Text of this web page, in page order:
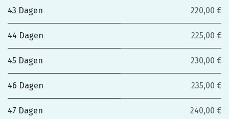
43 Dagen 220,00 €
44 Dagen 225,00 €
45 Dagen 230,00 €
46 Dagen 235,00 €
47 Dagen 240,00 €